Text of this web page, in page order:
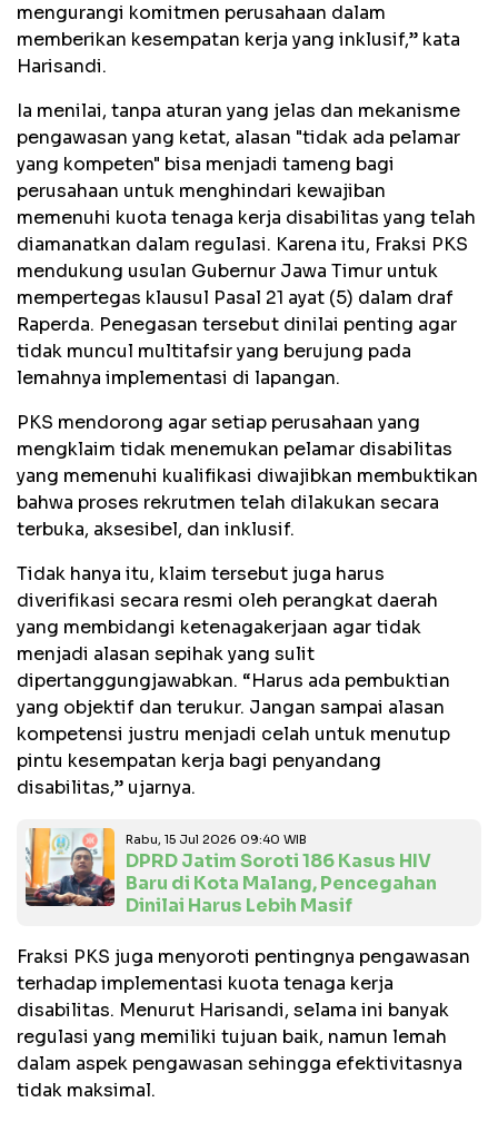
mengurangi komitmen perusahaan dalam
memberikan kesempatan kerja yang inklusif,” kata
Harisandi.
Ia menilai, tanpa aturan yang jelas dan mekanisme
pengawasan yang ketat, alasan "tidak ada pelamar
yang kompeten" bisa menjadi tameng bagi
perusahaan untuk menghindari kewajiban
memenuhi kuota tenaga kerja disabilitas yang telah
diamanatkan dalam regulasi. Karena itu, Fraksi PKS
mendukung usulan Gubernur Jawa Timur untuk
mempertegas klausul Pasal 21 ayat (5) dalam draf
Raperda. Penegasan tersebut dinilai penting agar
tidak muncul multitafsir yang berujung pada
lemahnya implementasi di lapangan.
PKS mendorong agar setiap perusahaan yang
mengklaim tidak menemukan pelamar disabilitas
yang memenuhi kualifikasi diwajibkan membuktikan
bahwa proses rekrutmen telah dilakukan secara
terbuka, aksesibel, dan inklusif.
Tidak hanya itu, klaim tersebut juga harus
diverifikasi secara resmi oleh perangkat daerah
yang membidangi ketenagakerjaan agar tidak
menjadi alasan sepihak yang sulit
dipertanggungjawabkan. “Harus ada pembuktian
yang objektif dan terukur. Jangan sampai alasan
kompetensi justru menjadi celah untuk menutup
pintu kesempatan kerja bagi penyandang
disabilitas,” ujarnya.
Rabu, 15 Jul 2026 09:40 WIB
DPRD Jatim Soroti 186 Kasus HIV
Baru di Kota Malang, Pencegahan
Dinilai Harus Lebih Masif
Fraksi PKS juga menyoroti pentingnya pengawasan
terhadap implementasi kuota tenaga kerja
disabilitas. Menurut Harisandi, selama ini banyak
regulasi yang memiliki tujuan baik, namun lemah
dalam aspek pengawasan sehingga efektivitasnya
tidak maksimal.